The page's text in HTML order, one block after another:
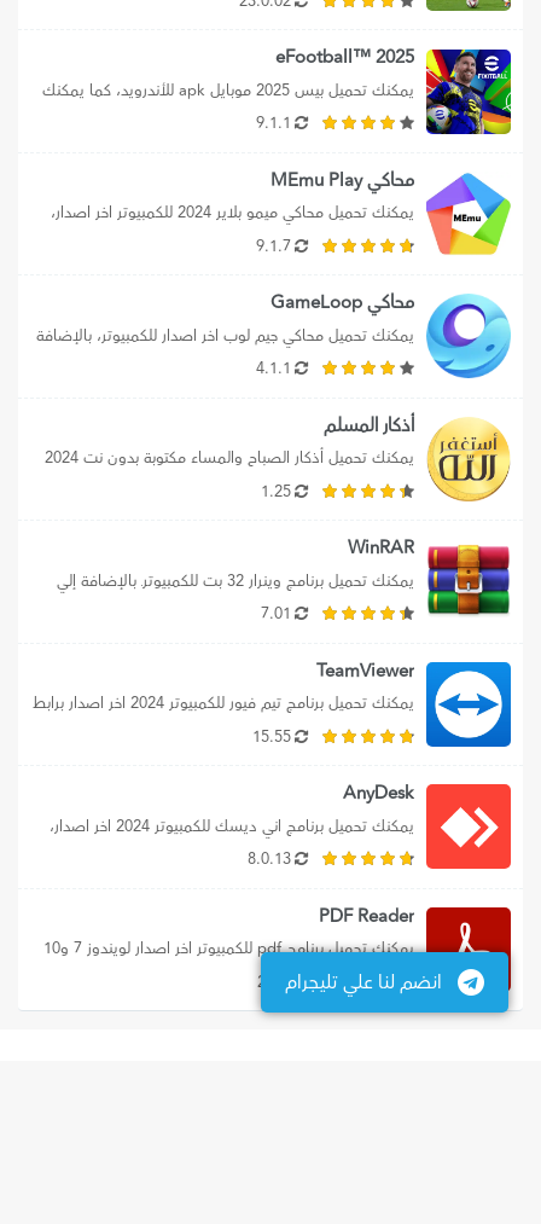
2025 ™eFootball
تحميل efootball 2025 mobile برابط...
9.1.1
محاكي MEmu Play
بالإضافة إلي تحميل محاكي MEmu...
9.1.7
محاكي GameLoop
إلي تحميل محاكي جيم لوب...
4.1.1
أذكار المسلم
علي الموبايل، كما يمكنك تنزيل...
1.25
WinRAR
تنزيل WinRaR 32 bit لويندوز...
7.01
TeamViewer
مباشر، بالإضافة إلي تحميل...
15.55
AnyDesk
حيث نوفر لك رابط تحميل...
8.0.13
PDF Reader
و11، وتنزيل برنامج بي...
2024انضم لنا علي تليجرام